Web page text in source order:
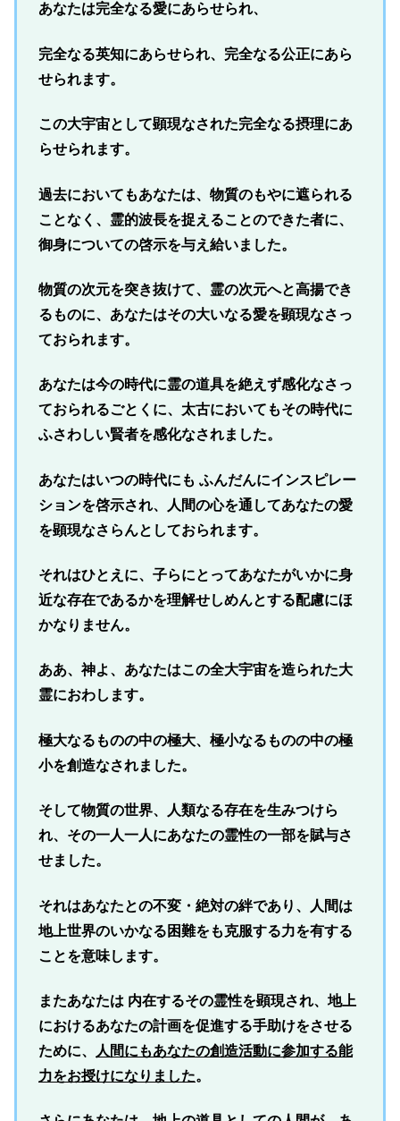
あなたは完全なる愛にあらせられ、
完全なる英知にあらせられ、完全なる公正にあら
せられます。
この大宇宙として顕現なされた完全なる摂理にあ
らせられます。
過去においてもあなたは、物質のもやに遮られる
ことなく、霊的波長を捉えることのできた者に、
御身についての啓示を与え給いました。
物質の次元を突き抜けて、霊の次元へと高揚でき
るものに、あなたはその大いなる愛を顕現なさっ
ておられます。
あなたは今の時代に霊の道具を絶えず感化なさっ
ておられるごとくに、太古においてもその時代に
ふさわしい賢者を感化なされました。
あなたはいつの時代にも ふんだんにインスピレー
ションを啓示され、人間の心を通してあなたの愛
を顕現なさらんとしておられます。
それはひとえに、子らにとってあなたがいかに身
近な存在であるかを理解せしめんとする配慮にほ
かなりません。
ああ、神よ、あなたはこの全大宇宙を造られた大
霊におわします。
極大なるものの中の極大、極小なるものの中の極
小を創造なされました。
そして物質の世界、人類なる存在を生みつけら
れ、その一人一人にあなたの霊性の一部を賦与さ
せました。
それはあなたとの不変・絶対の絆であり、人間は
地上世界のいかなる困難をも克服する力を有する
ことを意味します。
またあなたは 内在するその霊性を顕現され、地上
におけるあなたの計画を促進する手助けをさせる
ために、
人間にもあなたの創造活動に参加する能
力をお授けになりました。